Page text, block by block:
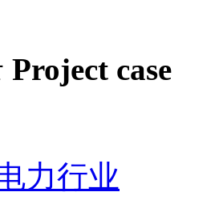
Project case
力行业